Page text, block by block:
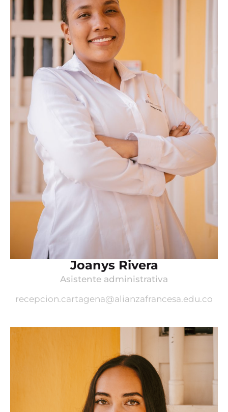
Joanys Rivera
Asistente administrativa
recepcion.cartagena@alianzafrancesa.edu.co